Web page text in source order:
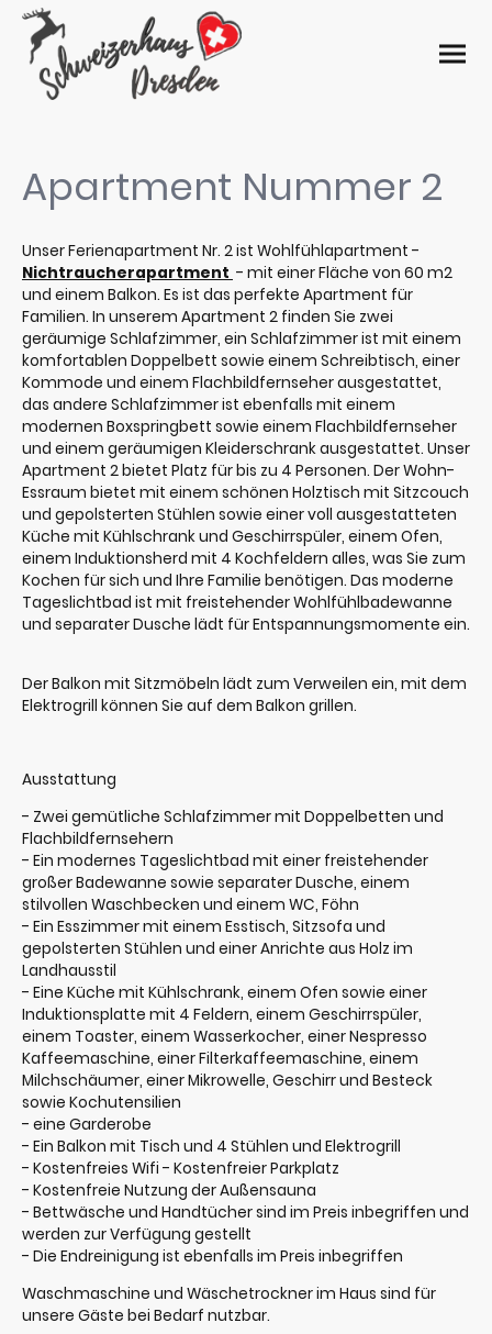
Apartment Nummer 2
Unser Ferienapartment Nr. 2 ist Wohlfühlapartment -
Nichtraucherapartment - mit einer Fläche von 60 m2
und einem Balkon. Es ist das perfekte Apartment für
Familien. In unserem Apartment 2 finden Sie zwei
geräumige Schlafzimmer, ein Schlafzimmer ist mit einem
komfortablen Doppelbett sowie einem Schreibtisch, einer
Kommode und einem Flachbildfernseher ausgestattet,
das andere Schlafzimmer ist ebenfalls mit einem
modernen Boxspringbett sowie einem Flachbildfernseher
und einem geräumigen Kleiderschrank ausgestattet. Unser
Apartment 2 bietet Platz für bis zu 4 Personen. Der Wohn-
Essraum bietet mit einem schönen Holztisch mit Sitzcouch
und gepolsterten Stühlen sowie einer voll ausgestatteten
Küche mit Kühlschrank und Geschirrspüler, einem Ofen,
einem Induktionsherd mit 4 Kochfeldern alles, was Sie zum
Kochen für sich und Ihre Familie benötigen. Das moderne
Tageslichtbad ist mit freistehender Wohlfühlbadewanne
und separater Dusche lädt für Entspannungsmomente ein.
Der Balkon mit Sitzmöbeln lädt zum Verweilen ein, mit dem
Elektrogrill können Sie auf dem Balkon grillen.
Ausstattung
- Zwei gemütliche Schlafzimmer mit Doppelbetten und
Flachbildfernsehern
- Ein modernes Tageslichtbad mit einer freistehender
großer Badewanne sowie separater Dusche, einem
stilvollen Waschbecken und einem WC, Föhn
- Ein Esszimmer mit einem Esstisch, Sitzsofa und
gepolsterten Stühlen und einer Anrichte aus Holz im
Landhausstil
- Eine Küche mit Kühlschrank, einem Ofen sowie einer
Induktionsplatte mit 4 Feldern, einem Geschirrspüler,
einem Toaster, einem Wasserkocher, einer Nespresso
Kaffeemaschine, einer Filterkaffeemaschine, einem
Milchschäumer, einer Mikrowelle, Geschirr und Besteck
sowie Kochutensilien
- eine Garderobe
- Ein Balkon mit Tisch und 4 Stühlen und Elektrogrill
- Kostenfreies Wifi - Kostenfreier Parkplatz
- Kostenfreie Nutzung der Außensauna
- Bettwäsche und Handtücher sind im Preis inbegriffen und
werden zur Verfügung gestellt
- Die Endreinigung ist ebenfalls im Preis inbegriffen
Waschmaschine und Wäschetrockner im Haus sind für
unsere Gäste bei Bedarf nutzbar.